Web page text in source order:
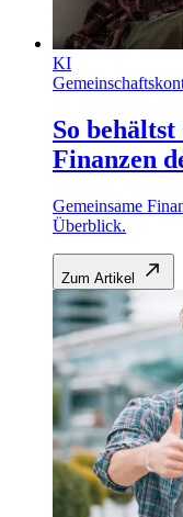
KI
So
Finanzen
Gemeinsame
Überblick.
Zum Artikel